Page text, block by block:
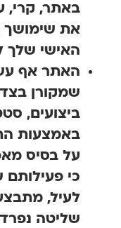
באתר, קרי,
את שימושך
האישי שלך לא
האתר אף עשוי
שמקורן
ביצועים,
באמצעות
על בסיס
כי פעילותם
לעיל, מתבצעת
שליטה נפרדים